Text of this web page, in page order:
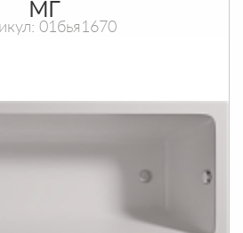
МГ
01бья1670